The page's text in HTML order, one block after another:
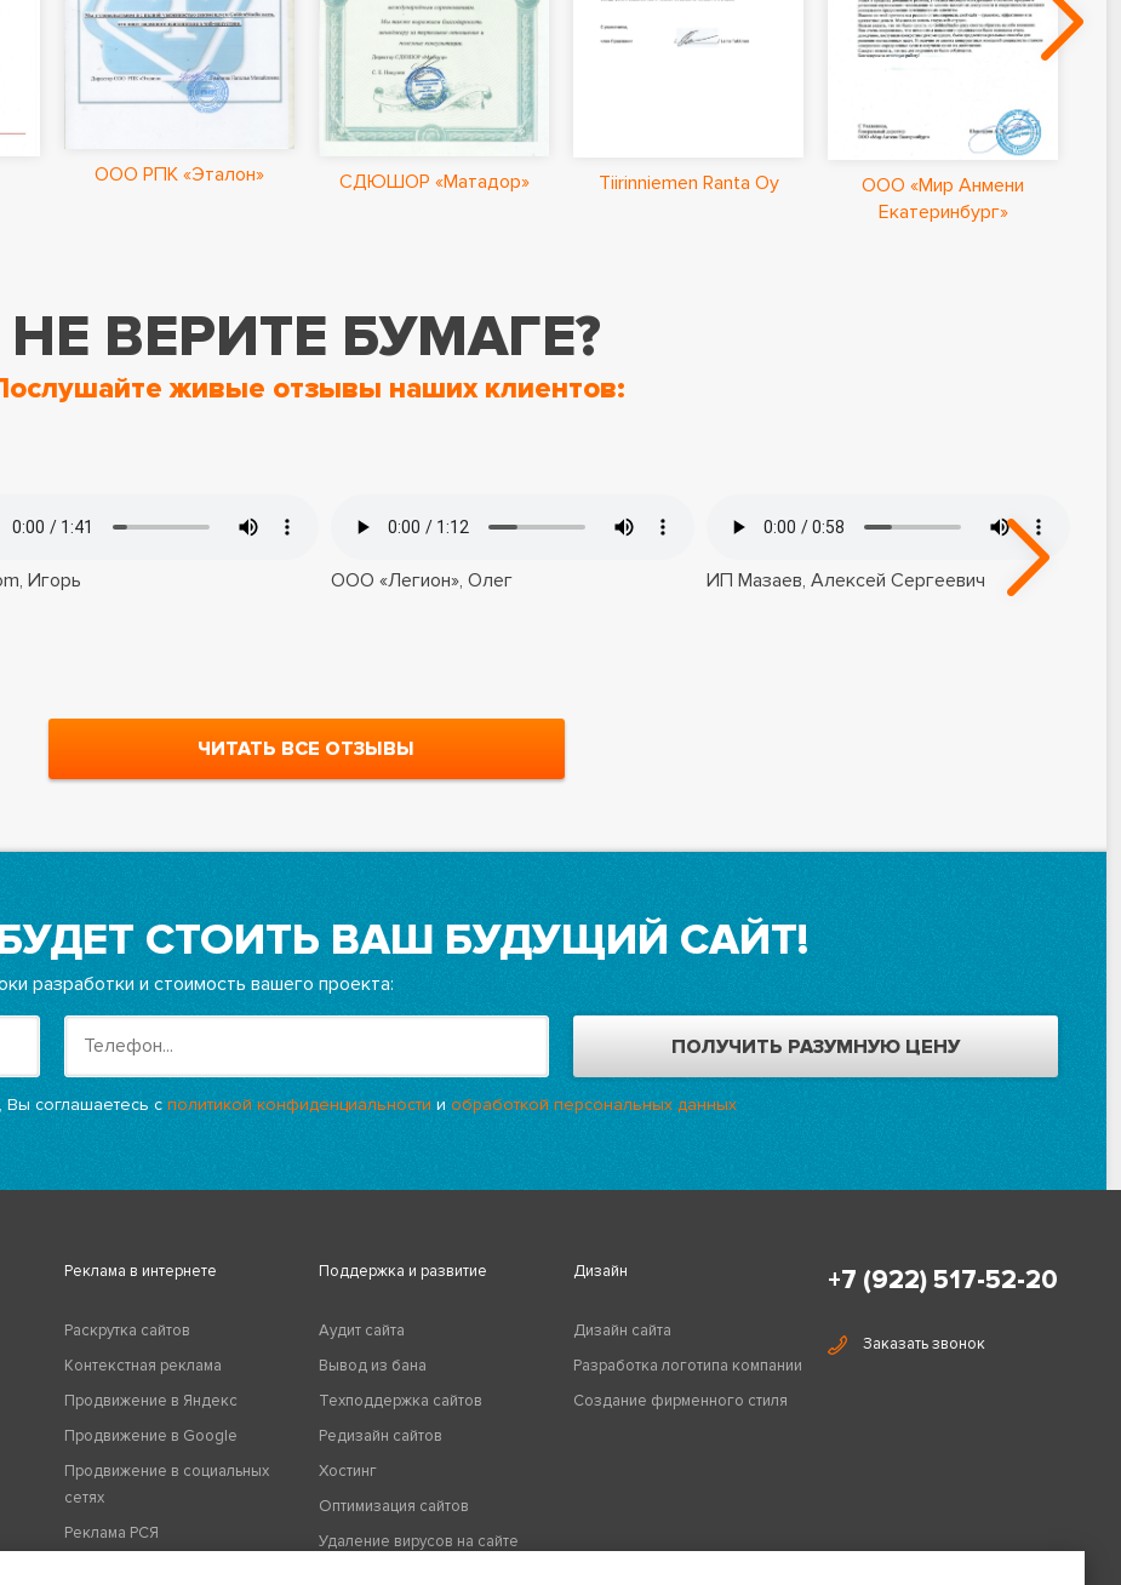
ООО РПК «Эталон» СДЮШОР «Матадор» Tiirinniemen Ranta Oy
ООО «Мир Анмени
Екатеринбург»
НЕ ВЕРИТЕ БУМАГЕ?
живые отзывы наших клиентов:
Игорь OOO «Легион», Олег ИП Мазаев, Алексей Сергеевич
ЧИТАТЬ ВСЕ ОТЗЫВЫ
СТОИТЬ ВАШ БУДУЩИЙ САЙТ!
разработки и стоимость вашего проекта:
соглашаетесь с политикой конфиденциальности и обработкой персональных данных
Реклама в интернете
Раскрутка сайтов
Контекстная реклама
Продвижение в Яндекс
Продвижение в Google
Продвижение в социальных
сетях
Реклама РСЯ
Поддержка и развитие
Аудит сайта
Вывод из бана
Техподдержка сайтов
Редизайн сайтов
Хостинг
Оптимизация сайтов
Удаление вирусов на сайте
Дизайн
Дизайн сайта
Разработка логотипа компании
Создание фирменного стиля
+7 (922) 517-52-20
Заказать звонок